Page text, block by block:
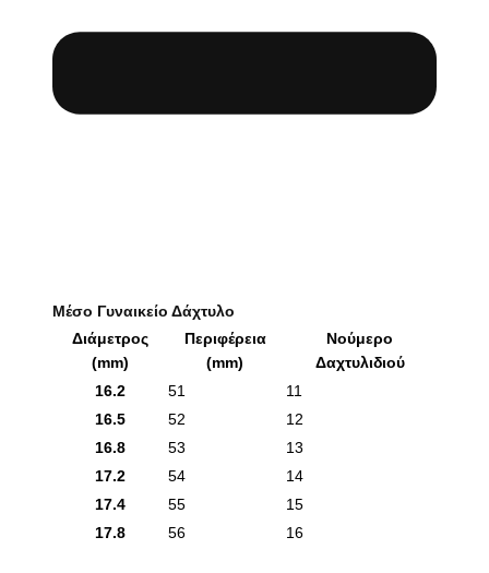
Μέσο Γυναικείο Δάχτυλο
Διάμετρος
(mm)
Περιφέρεια
(mm)
Νούμερο
Δαχτυλιδιού
16.2
51
11
16.5
52
12
16.8
53
13
17.2
54
14
17.4
55
15
17.8
56 16